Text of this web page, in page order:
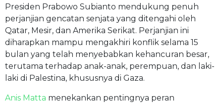
Presiden Prabowo Subianto mendukung penuh
perjanjian gencatan senjata yang ditengahi oleh
Qatar, Mesir, dan Amerika Serikat. Perjanjian ini
diharapkan mampu mengakhiri konflik selama 15
bulan yang telah menyebabkan kehancuran besar,
terutama terhadap anak-anak, perempuan, dan laki-
laki di Palestina, khususnya di Gaza.
Anis Matta menekankan pentingnya peran